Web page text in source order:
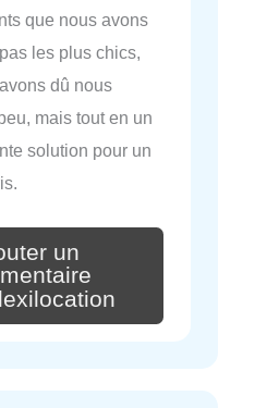
que nous avons
les plus chics,
dû nous
mais tout en un
solution pour un
un